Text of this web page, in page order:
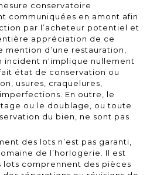
conservatoire
communiquées en amont afin
par l’acheteur potentiel et
appréciation de ce
mention d’une restauration,
incident n'implique nullement
état de conservation ou
usures, craquelures,
En outre, le
ou le doublage, ou toute
du bien, ne sont pas
des lots n’est pas garanti,
de l’horlogerie. Il est
lots comprennent des pièces